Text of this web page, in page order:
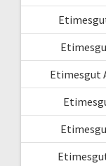
Etimesgut